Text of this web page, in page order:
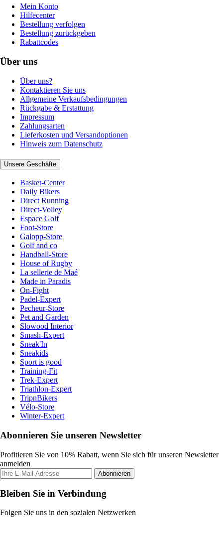
Mein Konto
Hilfecenter
Bestellung verfolgen
Bestellung zurückgeben
Rabattcodes
Über uns
Über uns?
Kontaktieren Sie uns
Allgemeine Verkaufsbedingungen
Rückgabe & Erstattung
Impressum
Zahlungsarten
Lieferkosten und Versandoptionen
Hinweis zum Datenschutz
Unsere Geschäfte
Basket-Center
Daily Bikers
Direct Running
Direct-Volley
Espace Golf
Foot-Store
Galopp-Store
Golf and co
Handball-Store
House of Rugby
La sellerie de Maé
Made in Paradis
On-Fight
Padel-Expert
Pecheur-Store
Pet and Garden
Slowood Interior
Smash-Expert
Sneak'In
Sneakids
Sport is good
Training-Fit
Trek-Expert
Triathlon-Expert
TripnBikers
Vélo-Store
Winter-Expert
Abonnieren Sie unseren Newsletter
Profitieren Sie von 10% Rabatt, wenn Sie sich für unseren Newsletter
anmelden
Abonnieren
Bleiben Sie in Verbindung
Folgen Sie uns in den sozialen Netzwerken